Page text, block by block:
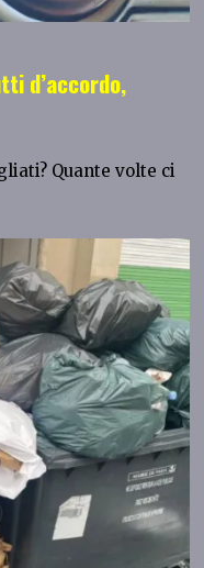
d’accordo,
Quante volte ci